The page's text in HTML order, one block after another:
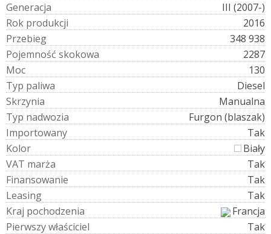
Generacja
III (2007-)
Rok produkcji
2016
Przebieg
348 938
Pojemność skokowa
2287
Moc
130
Typ paliwa
Diesel
Skrzynia
Manualna
Typ nadwozia
Furgon (blaszak)
Importowany
Tak
Kolor
Biały
VAT marża
Tak
Finansowanie
Tak
Leasing
Tak
Kraj pochodzenia
Francja
Pierwszywłaściciel
Tak